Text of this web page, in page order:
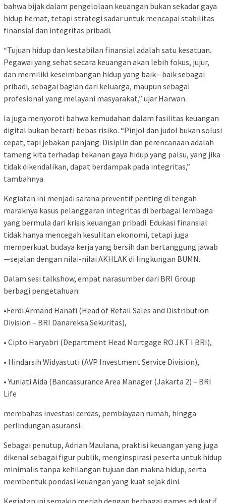
bahwa bijak dalam pengelolaan keuangan bukan sekadar gaya
hidup hemat, tetapi strategi sadar untuk mencapai stabilitas
finansial dan integritas pribadi.
“Tujuan hidup dan kestabilan finansial adalah satu kesatuan.
Pegawai yang sehat secara keuangan akan lebih fokus, jujur,
dan memiliki keseimbangan hidup yang baik—baik sebagai
pribadi, sebagai bagian dari keluarga, maupun sebagai
profesional yang melayani masyarakat,” ujar Harwan.
Ia juga menyoroti bahwa kemudahan dalam fasilitas keuangan
digital bukan berarti bebas risiko. “Pinjol dan judol bukan solusi
cepat, tapi jebakan panjang. Disiplin dan perencanaan adalah
tameng kita terhadap tekanan gaya hidup yang palsu, yang jika
tidak dikendalikan, dapat berdampak pada integritas,”
tambahnya.
Kegiatan ini menjadi sarana preventif penting di tengah
maraknya kasus pelanggaran integritas di berbagai lembaga
yang bermula dari krisis keuangan pribadi. Edukasi finansial
tidak hanya mencegah kesulitan ekonomi, tetapi juga
memperkuat budaya kerja yang bersih dan bertanggung jawab
—sejalan dengan nilai-nilai AKHLAK di lingkungan BUMN.
Dalam sesi talkshow, empat narasumber dari BRI Group
berbagi pengetahuan:
•Ferdi Armand Hanafi (Head of Retail Sales and Distribution
Division – BRI Danareksa Sekuritas),
• Cipto Haryabri (Department Head Mortgage RO JKT I BRI),
• Hindarsih Widyastuti (AVP Investment Service Division),
• Yuniati Aida (Bancassurance Area Manager (Jakarta 2) – BRI
Life
membahas investasi cerdas, pembiayaan rumah, hingga
perlindungan asuransi.
Sebagai penutup, Adrian Maulana, praktisi keuangan yang juga
dikenal sebagai figur publik, menginspirasi peserta untuk hidup
minimalis tanpa kehilangan tujuan dan makna hidup, serta
membentuk pondasi keuangan yang kuat sejak dini.
Kegiatan ini semakin meriah dengan berbagai games edukatif